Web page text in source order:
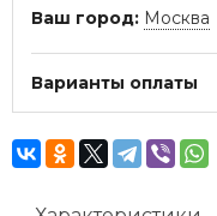
Ваш город: Москва
Варианты оплаты